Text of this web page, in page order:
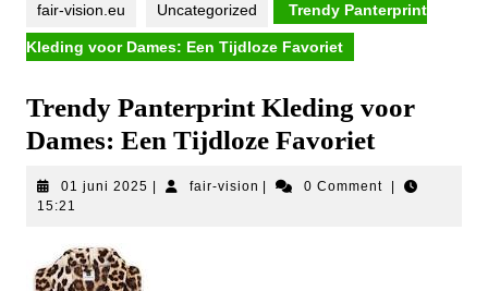
fair-vision.eu Uncategorized Trendy Panterprint
Kleding voor Dames: Een Tijdloze Favoriet
Trendy Panterprint Kleding voor
Dames: Een Tijdloze Favoriet
01 juni 2025 01
fair-vision fair-
0 Comment
15:21